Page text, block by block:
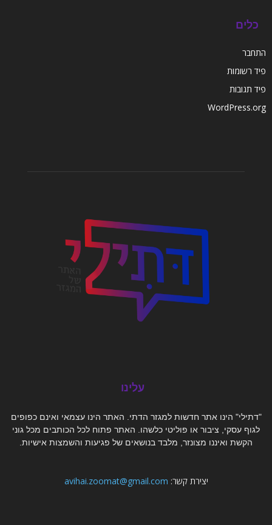
כלים
התחבר
פיד רשומות
פיד תגובות
WordPress.org
עלינו
"דתילי" הינו אתר חדשות למגזר הדתי. האתר הינו עצמאי ואינם כפופים
לגוף עסקי, ציבור או פוליטי כלשהו. האתר פתוח לכל הכותבים מכל גוני
הקשת ואיננו מצונזר, מלבד בנושאים של פגיעות והשמצות אישיות.
יצירת קשר: avihai.zoomat@gmail.com